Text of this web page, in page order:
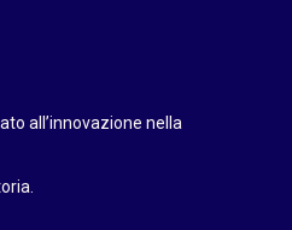
all’innovazione nella
.